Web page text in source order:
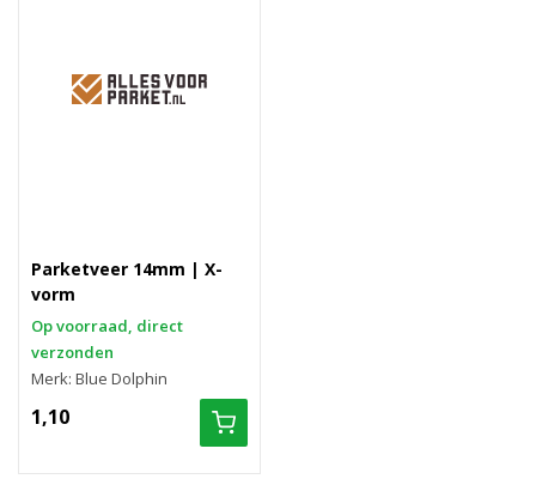
Parketveer 14mm | X-
vorm
Op voorraad, direct
verzonden
Merk: Blue Dolphin
1,10